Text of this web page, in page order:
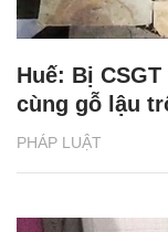
PHÁP LUẬT
Huế: Bị
cùng gỗ lậu